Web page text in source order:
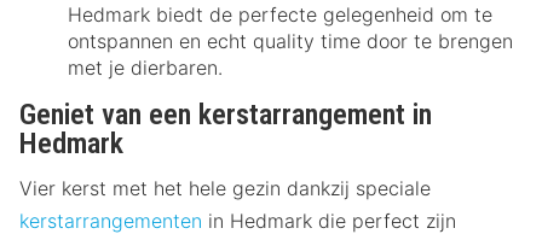
Hedmark biedt de perfecte gelegenheid om te
ontspannen en echt quality time door te brengen
met je dierbaren.
Geniet van een kerstarrangement in
Hedmark
Vier kerst met het hele gezin dankzij speciale
kerstarrangementen in Hedmark die perfect zijn